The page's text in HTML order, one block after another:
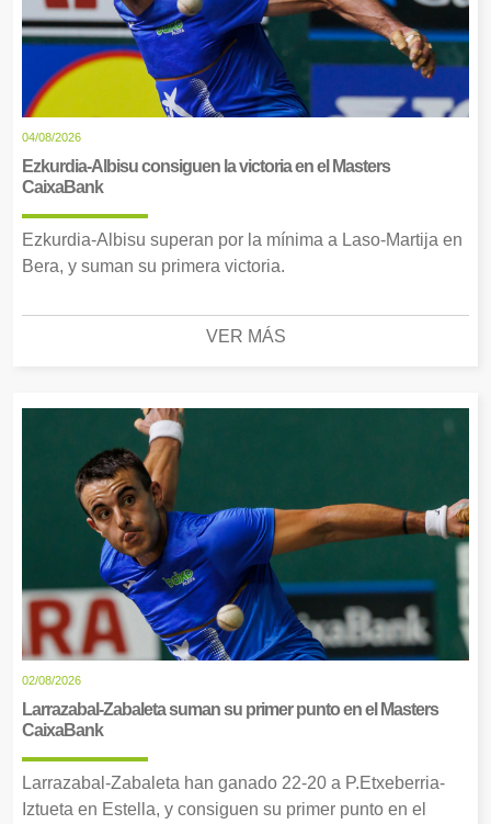
04/08/2026
Ezkurdia-Albisu consiguen la victoria en el Masters
CaixaBank
Ezkurdia-Albisu superan por la mínima a Laso-Martija en
Bera, y suman su primera victoria.
VER MÁS
02/08/2026
Larrazabal-Zabaleta suman su primer punto en el Masters
CaixaBank
Larrazabal-Zabaleta han ganado 22-20 a P.Etxeberria-
Iztueta en Estella, y consiguen su primer punto en el